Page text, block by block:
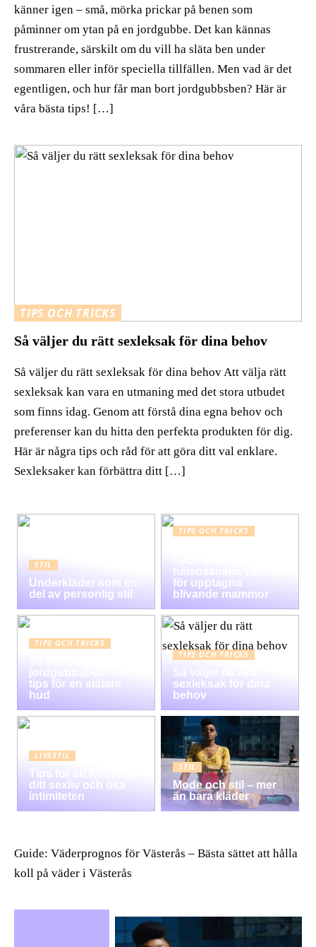
känner igen – små, mörka prickar på benen som
påminner om ytan på en jordgubbe. Det kan kännas
frustrerande, särskilt om du vill ha släta ben under
sommaren eller inför speciella tillfällen. Men vad är det
egentligen, och hur får man bort jordgubbsben? Här är
våra bästa tips! […]
TIPS OCH TRICKS
Så väljer du rätt sexleksak för dina behov
Så väljer du rätt sexleksak för dina behov Att välja rätt
sexleksak kan vara en utmaning med det stora utbudet
som finns idag. Genom att förstå dina egna behov och
preferenser kan du hitta den perfekta produkten för dig.
Här är några tips och råd för att göra ditt val enklare.
Sexleksaker kan förbättra ditt […]
STIL
Underkläder som en
del av personlig stil
TIPS OCH TRICKS
hälsosamma vanor
för upptagna
blivande mammor
TIPS OCH TRICKS
jordgubbsben – 5
tips för en slätare
hud
TIPS OCH TRICKS
Så väljer du rätt
sexleksak för dina
behov
LIVSSTIL
Tips för att förbättra
ditt sexliv och öka
intimiteten
STIL
Mode och stil – mer
än bara kläder
Guide: Väderprognos för Västerås – Bästa sättet att hålla
koll på väder i Västerås